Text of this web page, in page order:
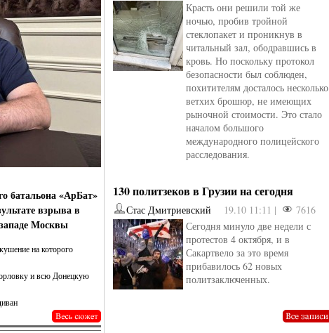
батальона «АрБат»
взрыва в
Москвы
на которого
и всю Донецкую
Красть они решили той же
ночью, пробив тройной
стеклопакет и проникнув в
читальный зал, ободравшись в
кровь. Но поскольку протокол
безопасности был соблюден,
похитителям досталось несколько
ветхих брошюр, не имеющих
рыночной стоимости. Это стало
началом большого
международного полицейского
расследования.
130 политзеков в Грузии на сегодня
Стас Дмитриевский 19.10 11:11 |
7616
Сегодня минуло две недели с
протестов 4 октября, и в
Сакартвело за это время
прибавилось 62 новых
политзаключенных.